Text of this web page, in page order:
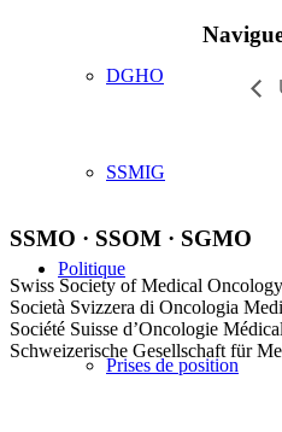
DGHO
SSMIG
Politique
Prises de position
SSMO · SSOM · SGMO
Swiss Society of Medical Oncology
Società Svizzera di Oncologia
Société Suisse d’Oncologie
Schweizerische Gesellschaft für